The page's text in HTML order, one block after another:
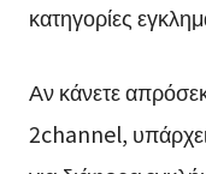
κατηγορίες
Αν κάνετε
2channel,